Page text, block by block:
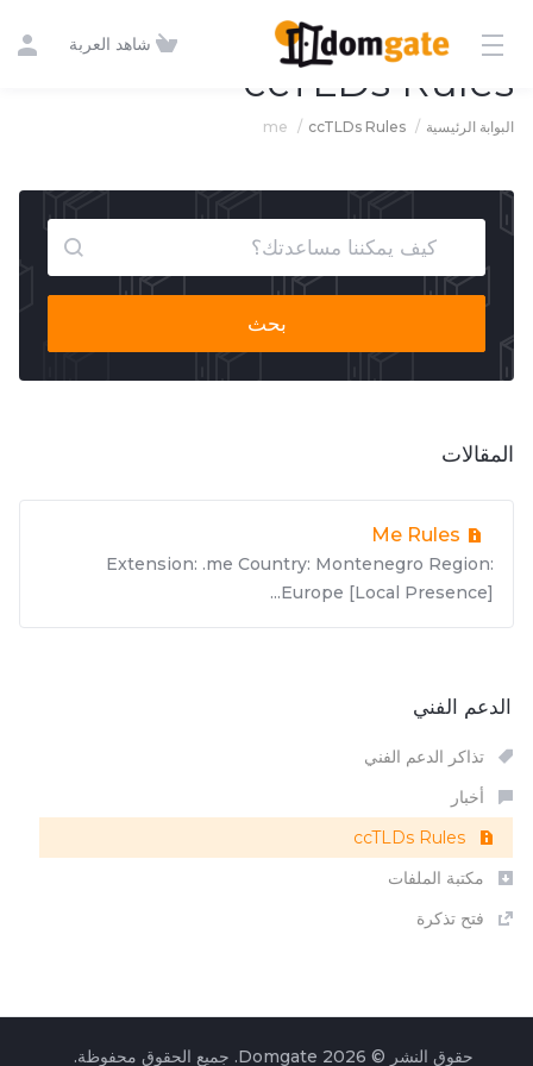
شاهد العربة
ccTLDs Rules
البوابة الرئيسية ccTLDs Rules
me
بحث
المقالات
Me Rules
Extension: .me Country: Montenegro Region:
Europe [Local Presence]...
الدعم الفني
تذاكر الدعم الفني
أخبار
مكتبة الملفات
فتح تذكرة
حقوق النشر © 2026 Domgate. جميع الحقوق محفوظة.